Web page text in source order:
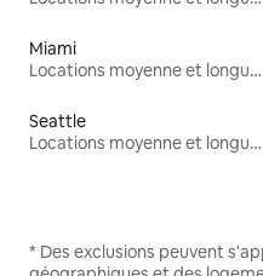
Miami
Locations moyenne et longue durée
Seattle
Locations moyenne et longue durée
* Des exclusions peuvent